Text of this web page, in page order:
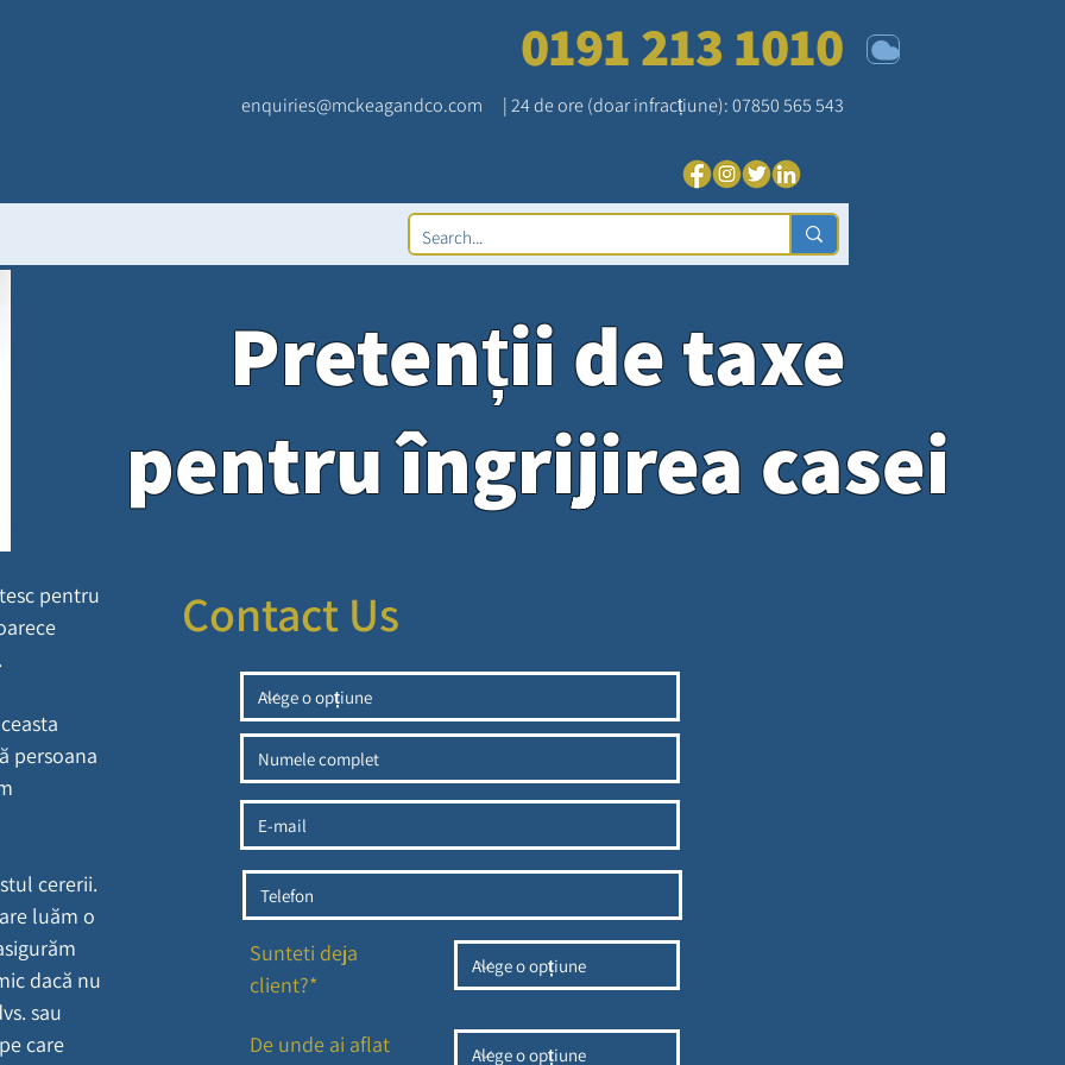
0191 213 1010
enquiries@mckeagandco.com | 24 de ore (doar infracțiune): 07850 565 543
Pretenții de taxe
pentru îngrijirea casei
pentru
persoana
cererii.
luăm o
dacă nu
sau
care
Contact Us
Sunteti deja
client?*
De unde ai aflat